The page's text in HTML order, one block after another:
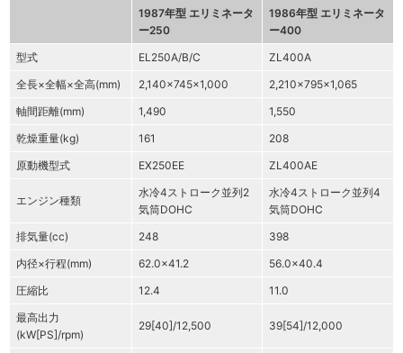
1987年型 エリミネータ
ー250
1986年型 エリミネータ
ー400
型式
EL250A/B/C
ZL400A
全長×全幅×全高(mm)
2,140×745×1,000
2,210×795×1,065
軸間距離(mm)
1,490
1,550
乾燥重量(kg)
161
208
原動機型式
EX250EE ZL400AE
エンジン種類
水冷4ストローク並列2
気筒DOHC
水冷4ストローク並列4
気筒DOHC
排気量(cc)
248
398
内径×行程(mm)
62.0×41.2
56.0×40.4
圧縮比
12.4
11.0
最高出力
(kW[PS]/rpm)
29[40]/12,500 39[54]/12,000